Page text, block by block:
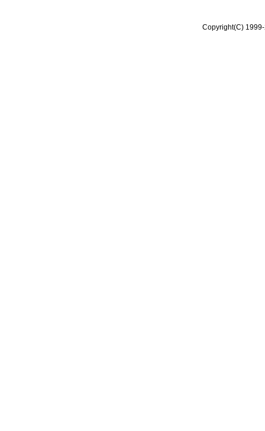
Copyright(C)